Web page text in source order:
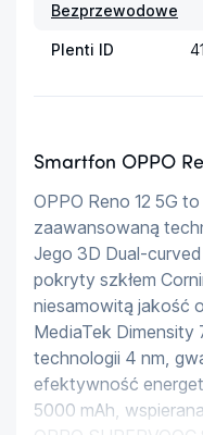
Bezprzewodowe
Plenti ID
Smartfon OPPO
OPPO Reno 12 5G
zaawansowaną
Jego 3D Dual-
pokryty szkłem
niesamowitą jakość
MediaTek
technologii 4 nm,
efektywność
5000 mAh,